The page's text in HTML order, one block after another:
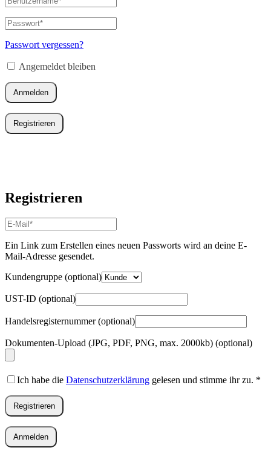
oder
E-
Mail-
Adresse*
Passwort*
Erforderlich
Passwort vergessen?
Angemeldet bleiben
Anmelden
Registrieren
Registrieren
E-
Mail-
Adresse*
Erforderlich
Ein Link zum Erstellen eines neuen Passworts wird an deine E-
Mail-Adresse gesendet.
Kundengruppe (optional)
UST-ID (optional)
Handelsregisternummer(optional)
Dokumenten-Upload (JPG, PDF, PNG, max. 2000kb) (optional)
Ich habe die Datenschutzerklärung gelesen und stimme ihr zu. *
Registrieren
Anmelden